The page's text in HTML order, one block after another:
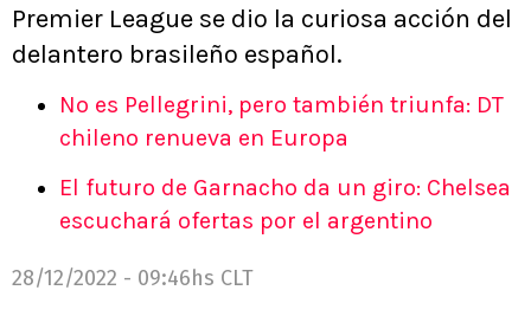
Premier League se dio la curiosa acción del
delantero brasileño español.
No es Pellegrini, pero también triunfa: DT
chileno renueva en Europa
El futuro de Garnacho da un giro: Chelsea
escuchará ofertas por el argentino
28/12/2022 - 09:46hs CLT